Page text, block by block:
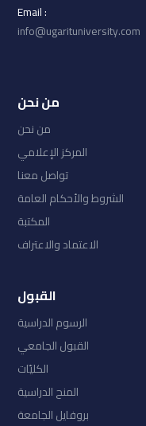
: Email
info@ugarituniversity.com
من نحن
من نحن
المركز الإعلامي
تواصل معنا
الشروط والأحكام العامة
المكتبة
الاعتماد والاعتراف
القبول
الرسوم الدراسية
القبول الجامعي
الكليّات
المنح الدراسية
بروفايل الجامعة